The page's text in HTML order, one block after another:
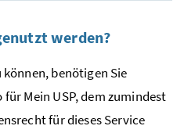
werden?
können, benötigen Sie
für Mein USP, dem zumindest
für dieses Service